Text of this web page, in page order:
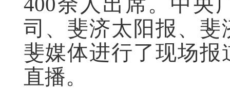
司、斐济太阳报、
斐媒体进行了现场报
直播。